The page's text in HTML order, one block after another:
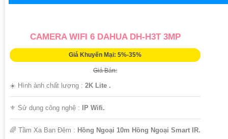
CAMERA WIFI 6 DAHUA DH-H3T 3MP
Giá Khuyến Mại: 5%-35%
Giá Bán:
☀️ Hình ảnh chất lượng : 2K Lite .
⚜️ Sử dụng công nghệ : IP Wifi.
🌈 Tầm Xa Ban Đêm : Hồng Ngoại 10m Hồng Ngoại Smart IR.